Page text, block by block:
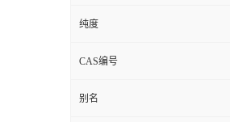
纯度
CAS编号
别名